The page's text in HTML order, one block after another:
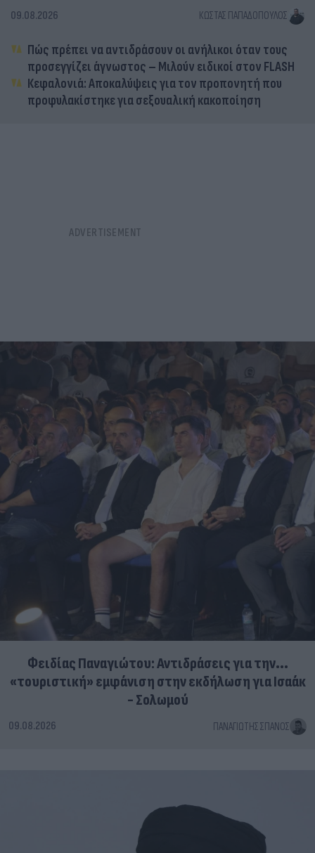
09.08.2026 ΚΏΣΤΑΣ ΠΑΠΑΔΌΠΟΥΛΟΣ
Πώς πρέπει να αντιδράσουν οι ανήλικοι όταν τους
προσεγγίζει άγνωστος – Μιλούν ειδικοί στον FLASH
Κεφαλονιά: Αποκαλύψεις για τον προπονητή που
προφυλακίστηκε για σεξουαλική κακοποίηση
Φειδίας Παναγιώτου: Αντιδράσεις για την...
«τουριστική» εμφάνιση στην εκδήλωση για Ισαάκ
- Σολωμού
09.08.2026 ΠΑΝΑΓΙΏΤΗΣ ΣΠΑΝΌΣ